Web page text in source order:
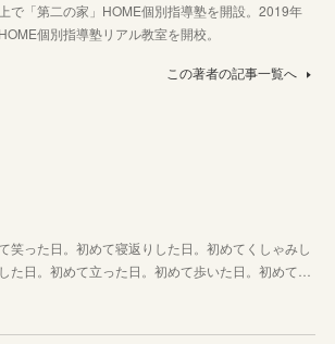
で「第二の家」HOME個別指導塾を開設。2019年
個別指導塾リアル教室を開校。
この著者の記事一覧へ
笑った日。初めて寝返りした日。初めてくしゃみし
た日。初めて立った日。初めて歩いた日。初めて…